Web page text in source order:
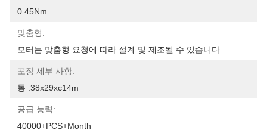
0.45Nm
맞춤형:
모터는 맞춤형 요청에 따라 설계 및 제조될 수 있습니다.
포장 세부 사항:
통 :38x29xc14m
공급 능력:
40000+PCS+Month